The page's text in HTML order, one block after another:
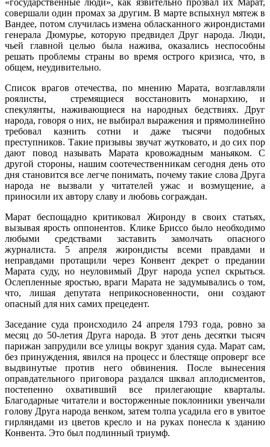
совершали один промах за другим. В марте вспыхнул мятеж в
Вандее, потом случилась измена обласканного жирондистами
генерала Дюмурье, которую предвидел Друг народа. Люди,
чьей главной целью была нажива, оказались неспособны
решать проблемы страны во время острого кризиса, что, в
общем, неудивительно.
Список врагов отечества, по мнению Марата, возглавляли
роялисты, стремящиеся восстановить монархию, и
спекулянты, наживающиеся на народных бедствиях. Друг
народа, говоря о них, не выбирал выражения и прямолинейно
требовал казнить сотни и даже тысячи подобных
преступников. Такие призывы звучат жутковато, и до сих пор
дают повод называть Марата кровожадным маньяком. С
другой стороны, нашим соотечественникам сегодня день ото
дня становится все легче понимать, почему такие слова Друга
народа не вызвали у читателей ужас и возмущение, а
приносили их автору славу и любовь сограждан.
Марат беспощадно критиковал Жиронду в своих статьях,
вызывая ярость оппонентов. Клике Бриссо было необходимо
любыми средствами заставить замолчать опасного
журналиста. 5 апреля жирондисты всеми правдами и
неправдами протащили через Конвент декрет о предании
Марата суду, но неуловимый Друг народа успел скрыться.
Ослепленные яростью, враги Марата не задумывались о том,
что, лишая депутата неприкосновенности, они создают
опасный для них самих прецедент.
Заседание суда происходило 24 апреля 1793 года, ровно за
месяц до 50-летия Друга народа. В этот день десятки тысяч
парижан запрудили все улицы вокруг здания суда. Марат сам,
без принуждения, явился на процесс и блестяще опроверг все
выдвинутые против него обвинения. После вынесения
оправдательного приговора раздался шквал аплодисментов,
постепенно охвативший все прилегающие кварталы.
Благодарные читатели и восторженные поклонники увенчали
голову Друга народа венком, затем толпа усадила его в увитое
гирляндами из цветов кресло и на руках понесла к зданию
Конвента. Это был подлинный триумф.